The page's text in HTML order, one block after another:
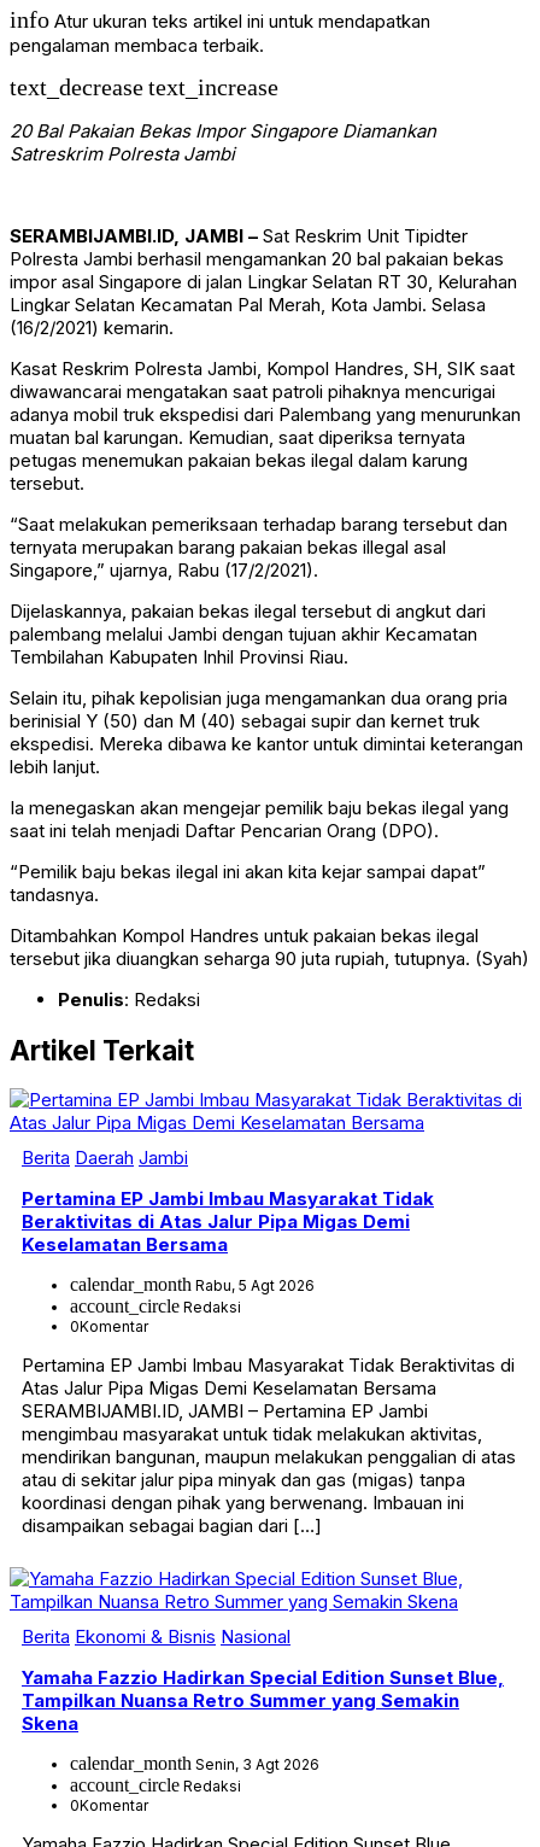
info Atur ukuran teks artikel ini untuk mendapatkan
pengalaman membaca terbaik.
text_decreasetext_increase
20 Bal Pakaian Bekas Impor Singapore Diamankan
Satreskrim Polresta Jambi
SERAMBIJAMBI.ID, JAMBI – Sat Reskrim Unit Tipidter
Polresta Jambi berhasil mengamankan 20 bal pakaian bekas
impor asal Singapore di jalan Lingkar Selatan RT 30, Kelurahan
Lingkar Selatan Kecamatan Pal Merah, Kota Jambi. Selasa
(16/2/2021) kemarin.
Kasat Reskrim Polresta Jambi, Kompol Handres, SH, SIK saat
diwawancarai mengatakan saat patroli pihaknya mencurigai
adanya mobil truk ekspedisi dari Palembang yang menurunkan
muatan bal karungan. Kemudian, saat diperiksa ternyata
petugas menemukan pakaian bekas ilegal dalam karung
tersebut.
“Saat melakukan pemeriksaan terhadap barang tersebut dan
ternyata merupakan barang pakaian bekas illegal asal
Singapore,” ujarnya, Rabu (17/2/2021).
Dijelaskannya, pakaian bekas ilegal tersebut di angkut dari
palembang melalui Jambi dengan tujuan akhir Kecamatan
Tembilahan Kabupaten Inhil Provinsi Riau.
Selain itu, pihak kepolisian juga mengamankan dua orang pria
berinisial Y (50) dan M (40) sebagai supir dan kernet truk
ekspedisi. Mereka dibawa ke kantor untuk dimintai keterangan
lebih lanjut.
Ia menegaskan akan mengejar pemilik baju bekas ilegal yang
saat ini telah menjadi Daftar Pencarian Orang (DPO).
“Pemilik baju bekas ilegal ini akan kita kejar sampai dapat”
tandasnya.
Ditambahkan Kompol Handres untuk pakaian bekas ilegal
tersebut jika diuangkan seharga 90 juta rupiah, tutupnya. (Syah)
Penulis: Redaksi
Artikel Terkait
Berita Daerah Jambi
Pertamina EP Jambi Imbau Masyarakat Tidak
Beraktivitas di Atas Jalur Pipa Migas Demi
Keselamatan Bersama
calendar_month Rabu, 5 Agt 2026
account_circle Redaksi
0Komentar
Pertamina EP Jambi Imbau Masyarakat Tidak Beraktivitas di
Atas Jalur Pipa Migas Demi Keselamatan Bersama
SERAMBIJAMBI.ID, JAMBI – Pertamina EP Jambi
mengimbau masyarakat untuk tidak melakukan aktivitas,
mendirikan bangunan, maupun melakukan penggalian di atas
atau di sekitar jalur pipa minyak dan gas (migas) tanpa
koordinasi dengan pihak yang berwenang. Imbauan ini
disampaikan sebagai bagian dari […]
Berita Ekonomi & Bisnis Nasional
Yamaha Fazzio Hadirkan Special Edition Sunset Blue,
Tampilkan Nuansa Retro Summer yang Semakin
Skena
calendar_month Senin, 3 Agt 2026
account_circle Redaksi
0Komentar